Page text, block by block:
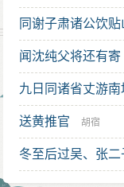
同谢子肃诸公饮
闻沈纯父将还有寄
九日同诸省丈游
集老杜七言律句
送黄推官 胡宿
冬至后过吴、张